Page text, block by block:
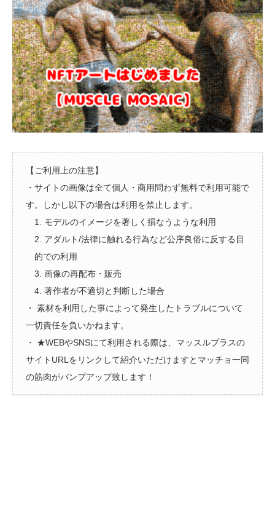
【ご利用上の注意】
・サイトの画像は全て個人・商用問わず無料で利用可能で
す。しかし以下の場合は利用を禁止します。
1. モデルのイメージを著しく損なうような利用
2. アダルト/法律に触れる行為など公序良俗に反する目
的での利用
3. 画像の再配布・販売
4. 著作者が不適切と判断した場合
・ 素材を利用した事によって発生したトラブルについて
一切責任を負いかねます。
・ ★WEBやSNSにて利用される際は、マッスルプラスの
サイトURLをリンクして紹介いただけますとマッチョ一同
の筋肉がパンプアップ致します！